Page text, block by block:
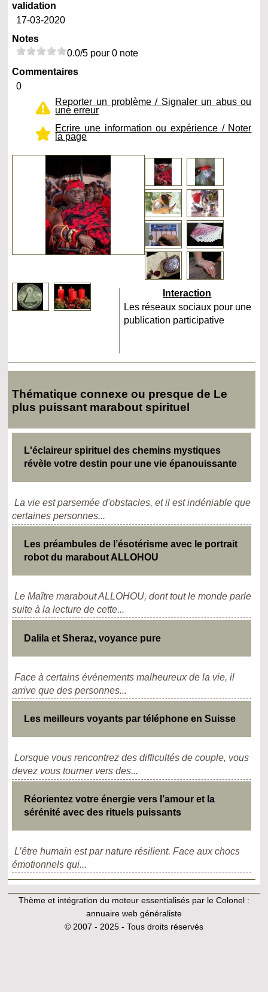
validation
17-03-2020
Notes
0.0/5 pour 0 note
Commentaires
0
Reporter un problème / Signaler un abus ou
une erreur
Ecrire une information ou expérience / Noter
la page
Interaction
Les réseaux sociaux pour une
publication participative
Thématique connexe ou presque de Le
plus puissant marabout spirituel
L'éclaireur spirituel des chemins mystiques
révèle votre destin pour une vie épanouissante
La vie est parsemée d'obstacles, et il est indéniable que
certaines personnes...
Les préambules de l’ésotérisme avec le portrait
robot du marabout ALLOHOU
Le Maître marabout ALLOHOU, dont tout le monde parle
suite à la lecture de cette...
Dalila et Sheraz, voyance pure
Face à certains événements malheureux de la vie, il
arrive que des personnes...
Les meilleurs voyants par téléphone en Suisse
Lorsque vous rencontrez des difficultés de couple, vous
devez vous tourner vers des...
Réorientez votre énergie vers l’amour et la
sérénité avec des rituels puissants
L’être humain est par nature résilient. Face aux chocs
émotionnels qui...
Thème et intégration du moteur essentialisés par le Colonel :
annuaire web généraliste
© 2007 - 2025 - Tous droits réservés